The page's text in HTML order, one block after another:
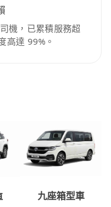
機，已累積服務超
高達 99%。
九座箱型車